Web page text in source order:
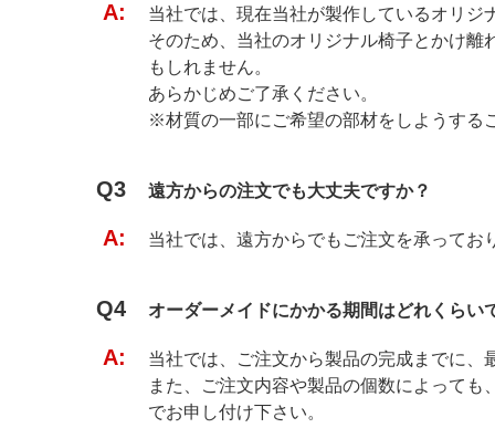
A:
当社では、現在当社が製作しているオリ
そのため、当社のオリジナル椅子とかけ
もしれません。
あらかじめご了承ください。
※材質の一部にご希望の部材をしようする
Q3 遠方からの注文でも大丈夫ですか？
A: 当社では、遠方からでもご注文を承って
Q4 オーダーメイドにかかる期間はどれくらい
A:
当社では、ご注文から製品の完成までに、
また、ご注文内容や製品の個数によって
でお申し付け下さい。